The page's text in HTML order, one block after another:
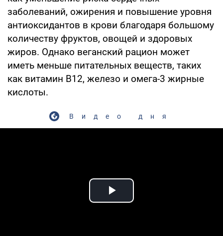
заболеваний, ожирения и повышение уровня
антиоксидантов в крови благодаря большому
количеству фруктов, овощей и здоровых
жиров. Однако веганский рацион может
иметь меньше питательных веществ, таких
как витамин B12, железо и омега-3 жирные
кислоты.
Видео дня
Play Video